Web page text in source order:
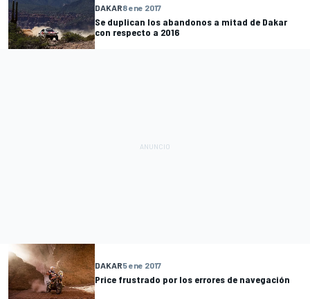
DAKAR8 ene 2017
Se duplican los abandonos a mitad de Dakar
con respecto a 2016
DAKAR5 ene 2017
Price frustrado por los errores de navegación